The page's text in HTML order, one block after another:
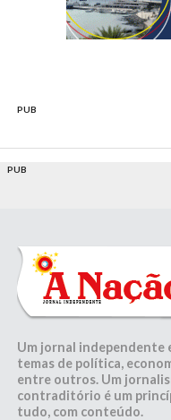
PUB
PUB
Um jornal independente
temas de política,
entre outros. Um
contraditório é um
tudo, com conteúdo.